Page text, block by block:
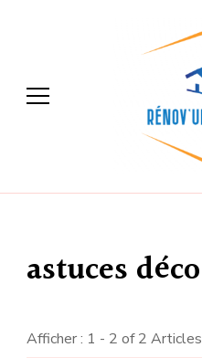
astuces déco
Afficher : 1 - 2 of 2 Articles